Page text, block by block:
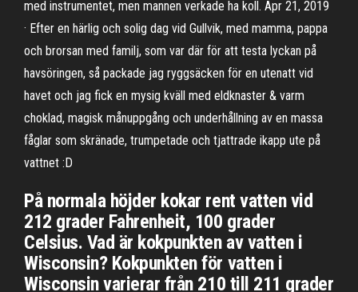
med instrumentet, men mannen verkade ha koll. Apr 21, 2019
· Efter en härlig och solig dag vid Gullvik, med mamma, pappa
och brorsan med familj, som var där för att testa lyckan på
havsöringen, så packade jag ryggsäcken för en utenatt vid
havet och jag fick en mysig kväll med eldknaster & varm
choklad, magisk månuppgång och underhållning av en massa
fåglar som skränade, trumpetade och tjattrade ikapp ute på
vattnet :D
På normala höjder kokar rent vatten vid
212 grader Fahrenheit, 100 grader
Celsius. Vad är kokpunkten av vatten i
Wisconsin? Kokpunkten för vatten i
Wisconsin varierar från 210 till 211 grader